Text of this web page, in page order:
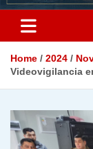
Home 2024
Videovigilancia